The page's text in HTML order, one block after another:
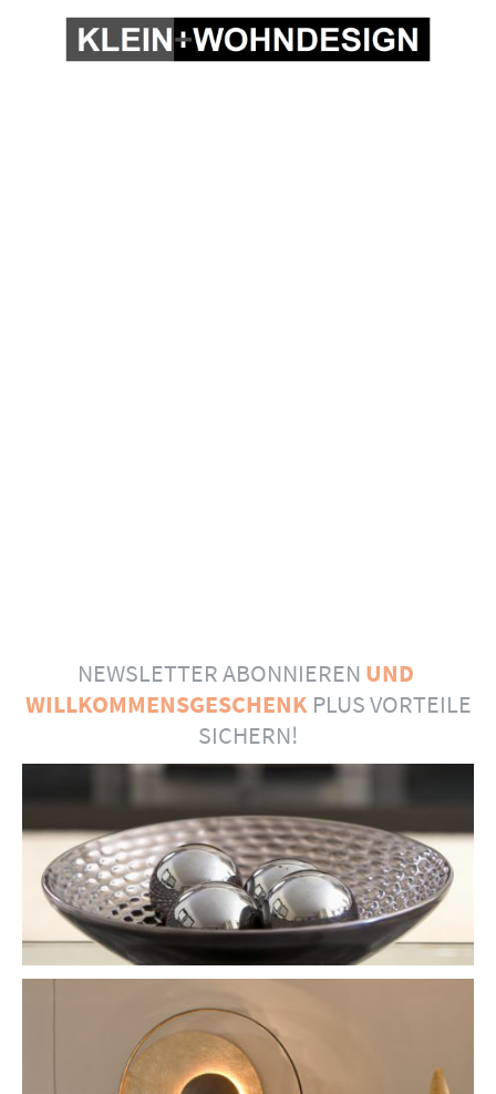
NEWSLETTER ABONNIEREN UND
WILLKOMMENSGESCHENK PLUS VORTEILE
SICHERN!